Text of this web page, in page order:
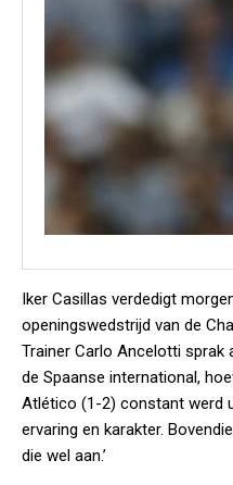
Iker Casillas verdedigt
openingswedstrijd van de
Trainer Carlo Ancelotti sprak
de Spaanse international,
Atlético (1-2) constant werd
ervaring en karakter.
die wel aan.’